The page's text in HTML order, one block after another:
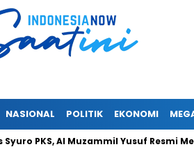
NASIONAL POLITIK EKONOMI
Al Muzammil Yusuf Resmi Menjabat